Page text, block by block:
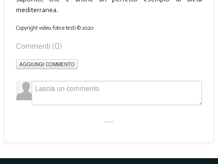
mediterranea.
Copyright video, foto e testi © 2020
Commenti (0)
AGGIUNGI COMMENTO